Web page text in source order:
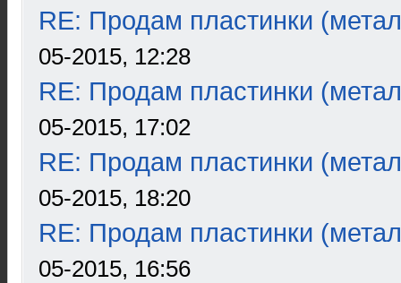
RE: Продам пластинки
05-2015, 12:28
RE: Продам пластинки
05-2015, 17:02
RE: Продам пластинки
05-2015, 18:20
RE: Продам пластинки
05-2015, 16:56